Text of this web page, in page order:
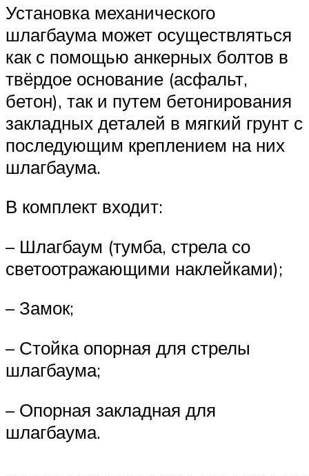
Установка механического
шлагбаума может осуществляться
как с помощью анкерных болтов в
твёрдое основание (асфальт,
бетон), так и путем бетонирования
закладных деталей в мягкий грунт с
последующим креплением на них
шлагбаума.
В комплект входит:
– Шлагбаум (тумба, стрела со
светоотражающими наклейками);
– Замок;
– Стойка опорная для стрелы
шлагбаума;
– Опорная закладная для
шлагбаума.